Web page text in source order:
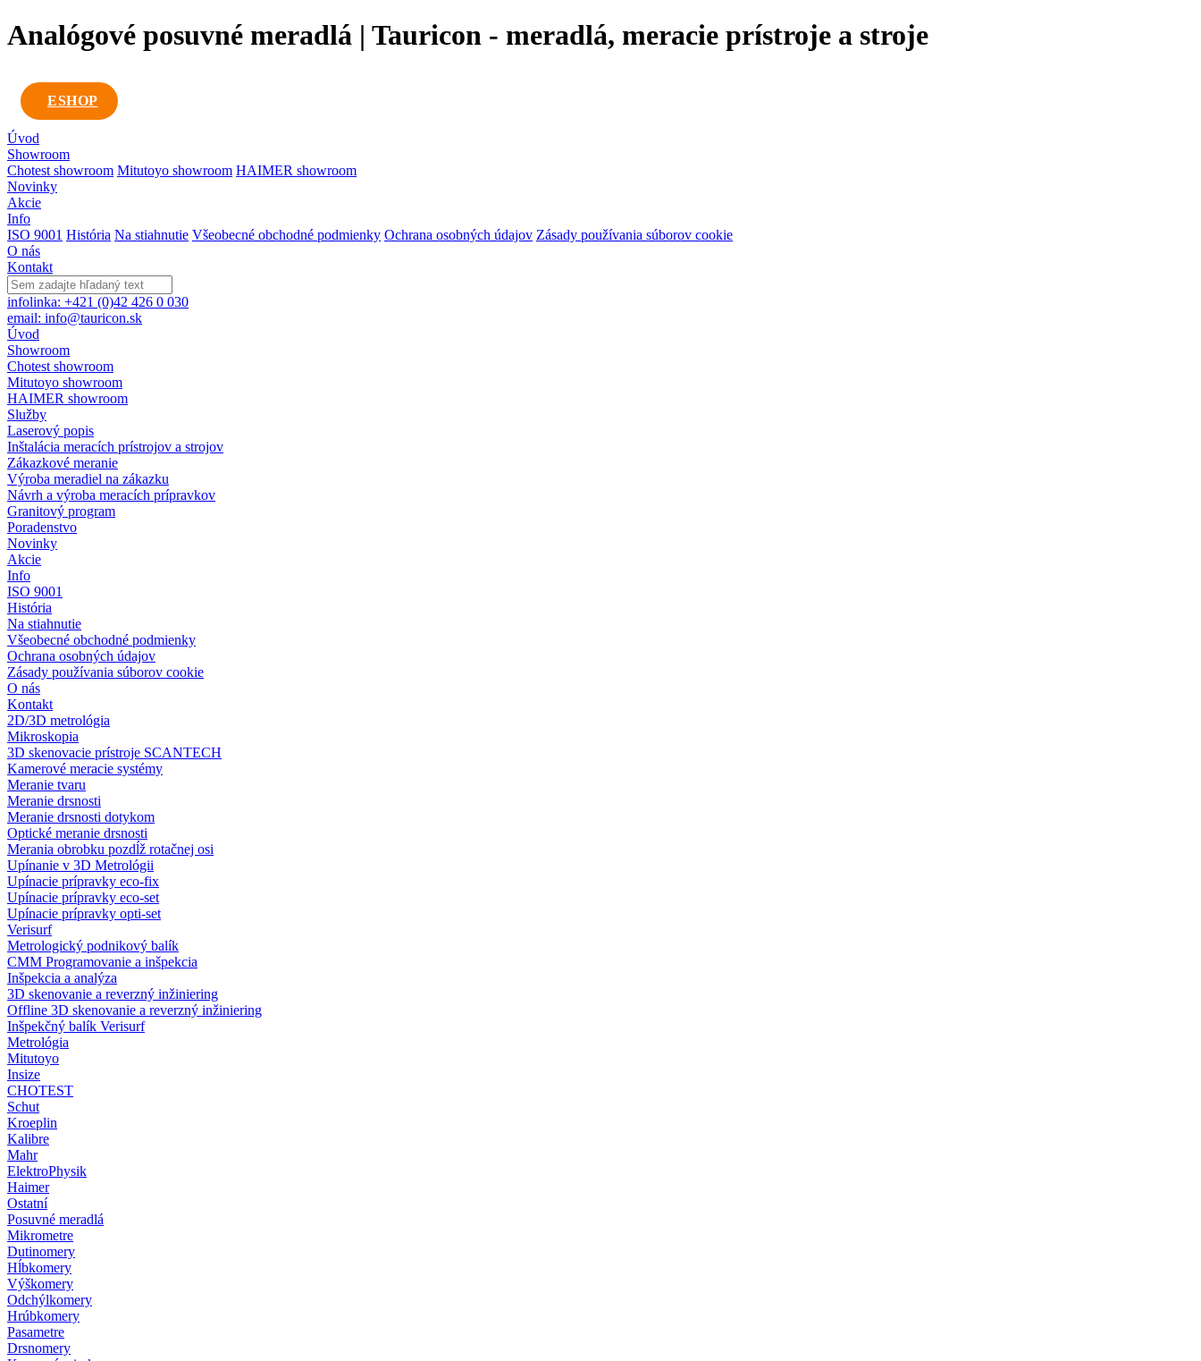
Analógové posuvné meradlá | Tauricon - meradlá, meracie prístroje a stroje
ESHOP
Úvod
Showroom
Chotest showroom Mitutoyo showroom HAIMER showroom
Novinky
Akcie
Info
ISO 9001 História Na stiahnutie Všeobecné obchodné podmienky Ochrana osobných údajov Zásady používania súborov cookie
O nás
Kontakt
infolinka: +421 (0)42 426 0 030
email: info@tauricon.sk
Úvod
Showroom
Chotest showroom
Mitutoyo showroom
HAIMER showroom
Služby
Laserový popis
Inštalácia meracích prístrojov a strojov
Zákazkové meranie
Výroba meradiel na zákazku
Návrh a výroba meracích prípravkov
Granitový program
Poradenstvo
Novinky
Akcie
Info
ISO 9001
História
Na stiahnutie
Všeobecné obchodné podmienky
Ochrana osobných údajov
Zásady používania súborov cookie
O nás
Kontakt
2D/3D metrológia
Mikroskopia
3D skenovacie prístroje SCANTECH
Kamerové meracie systémy
Meranie tvaru
Meranie drsnosti
Meranie drsnosti dotykom
Optické meranie drsnosti
Merania obrobku pozdĺž rotačnej osi
Upínanie v 3D Metrológii
Upínacie prípravky eco-fix
Upínacie prípravky eco-set
Upínacie prípravky opti-set
Verisurf
Metrologický podnikový balík
CMM Programovanie a inšpekcia
Inšpekcia a analýza
3D skenovanie a reverzný inžiniering
Offline 3D skenovanie a reverzný inžiniering
Inšpekčný balík Verisurf
Metrológia
Mitutoyo
Insize
CHOTEST
Schut
Kroeplin
Kalibre
Mahr
ElektroPhysik
Haimer
Ostatní
Posuvné meradlá
Mikrometre
Dutinomery
Hĺbkomery
Výškomery
Odchýlkomery
Hrúbkomery
Pasametre
Drsnomery